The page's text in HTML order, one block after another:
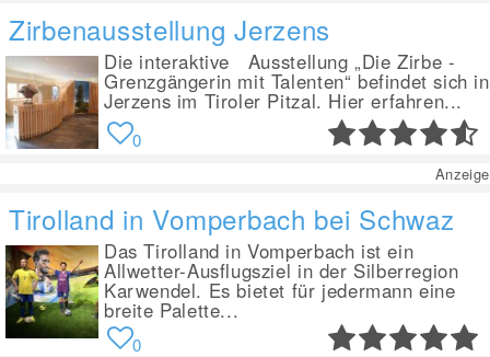
Zirbenausstellung Jerzens
Die interaktive Ausstellung „Die Zirbe -
Grenzgängerin mit Talenten“ befindet sich in
Jerzens im Tiroler Pitzal. Hier erfahren...
0
Anzeige
Tirolland in Vomperbach bei Schwaz
Das Tirolland in Vomperbach ist ein
Allwetter-Ausflugsziel in der Silberregion
Karwendel. Es bietet für jedermann eine
breite Palette...
0